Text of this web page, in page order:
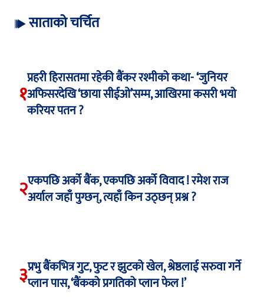
साताको चर्चित
१
प्रहरी हिरासतमा रहेकी बैंकर रश्मीको कथा- ‘जुनियर
अफिसरदेखि ‘छाया सीईओ’सम्म, आखिरमा कसरी भयो
करियर पतन ?
२एकपछि अर्को बैंक, एकपछि अर्को विवाद ! रमेश राज
अर्याल जहाँ पुग्छन्, त्यहाँ किन उठ्छन् प्रश्न ?
३प्रभु बैंकभित्र गुट, फुट र झुटको खेल, श्रेष्ठलाई सरुवा गर्ने
प्लान पास, ‘बैंकको प्रगतिको प्लान फेल !’